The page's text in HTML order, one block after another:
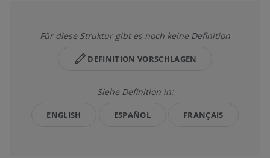
Für diese Struktur gibt es noch keine Definition
DEFINITION VORSCHLAGEN
Siehe Definition in:
ENGLISH ESPAÑOL FRANÇAIS